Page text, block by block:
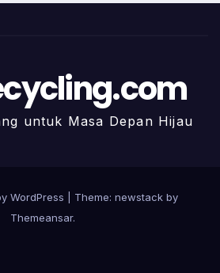
untuk Masa Depan Hijau
WordPress
Theme: newstack by
Themeansar.